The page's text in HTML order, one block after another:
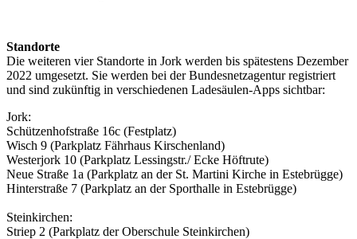
Standorte
Die weiteren vier Standorte in Jork werden bis spätestens Dezember
2022 umgesetzt. Sie werden bei der Bundesnetzagentur registriert
und sind zukünftig in verschiedenen Ladesäulen-Apps sichtbar:
Jork:
Schützenhofstraße 16c (Festplatz)
Wisch 9 (Parkplatz Fährhaus Kirschenland)
Westerjork 10 (Parkplatz Lessingstr./ Ecke Höftrute)
Neue Straße 1a (Parkplatz an der St. Martini Kirche in Estebrügge)
Hinterstraße 7 (Parkplatz an der Sporthalle in Estebrügge)
Steinkirchen:
Striep 2 (Parkplatz der Oberschule Steinkirchen)